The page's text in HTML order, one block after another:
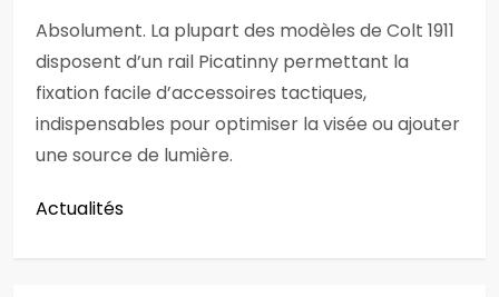
Absolument. La plupart des modèles de Colt 1911
disposent d’un rail Picatinny permettant la
fixation facile d’accessoires tactiques,
indispensables pour optimiser la visée ou ajouter
une source de lumière.
Actualités